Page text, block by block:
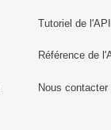
Tutoriel de l'API
Référence de
Nous contacter